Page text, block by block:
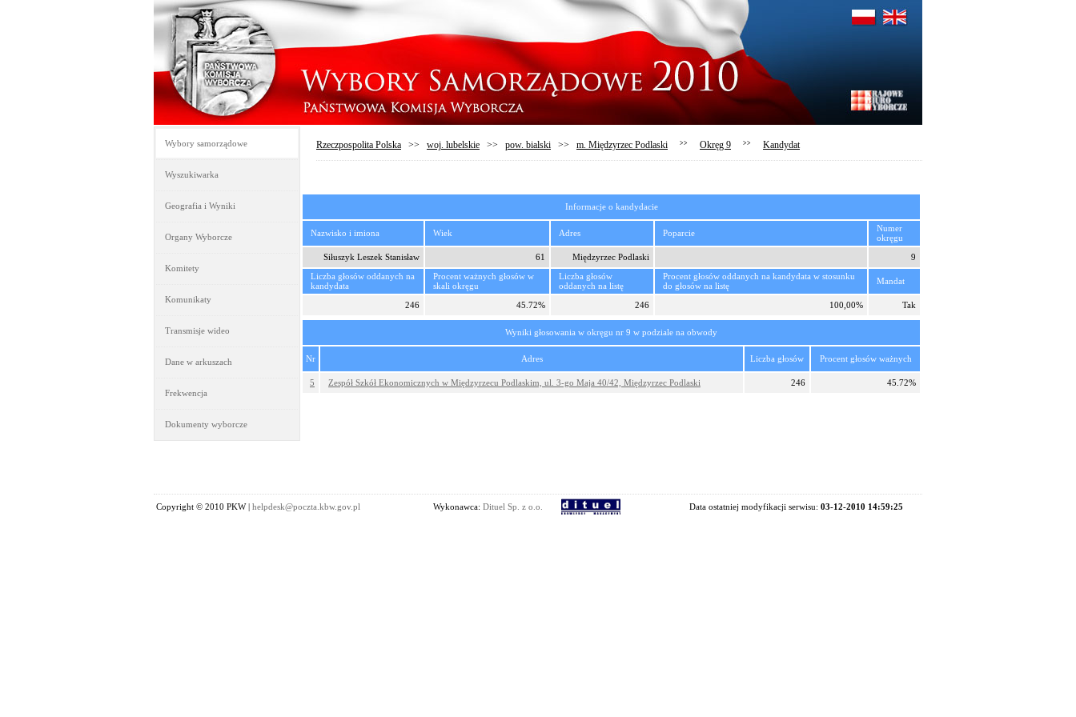
Wybory samorządowe
Wyszukiwarka
Geografia i Wyniki
Organy Wyborcze
Komitety
Komunikaty
Transmisje wideo
Dane w arkuszach
Frekwencja
Dokumenty wyborcze
Rzeczpospolita Polska >> woj. lubelskie >> pow. bialski >> m. Międzyrzec Podlaski >> Okręg 9 >> Kandydat
Informacje o kandydacie
Nazwisko i imiona Wiek Adres Poparcie
Numer
okręgu
Siłuszyk Leszek Stanisław
61 Międzyrzec Podlaski
9
Liczba głosów oddanych na
kandydata
Procent ważnych głosów w
skali okręgu
Liczba głosów
oddanych na listę
Procent głosów oddanych na kandydata w stosunku
do głosów na listę
Mandat
246 45.72% 246 100,00% Tak
Wyniki głosowania w okręgu nr 9 w podziale na obwody
Nr Adres Liczba głosów Procent głosów ważnych
5 Zespół Szkół Ekonomicznych w Międzyrzecu Podlaskim, ul. 3-go Maja 40/42, Międzyrzec Podlaski 246 45.72%
Copyright © 2010 PKW | helpdesk@poczta.kbw.gov.pl Wykonawca: Dituel Sp. z o.o. Data ostatniej modyfikacji serwisu: 03-12-2010 14:59:25